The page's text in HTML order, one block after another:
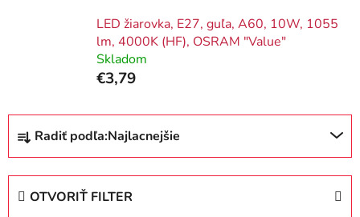
LED žiarovka, E27, guľa, A60, 10W, 1055
lm, 4000K (HF), OSRAM "Value"
Skladom
€3,79
R
d
Radiť podľa:Najlacnejšie
OTVORIŤ FILTER